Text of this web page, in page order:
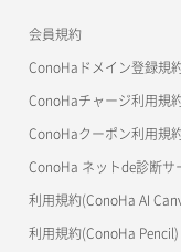
自動バックアップ有効化
サーバープラン詳細取得
サーバーメタデータ取得
サーバーメタデータ更
サーバー一覧取得
サーバー作成
ネットワーク一覧取得
ネットワーク作成（ロ
ネットワーク削除（ロ
ネットワーク詳細取得
ポート一覧取得
メンバー追加
リスナー作成
リスナー削除
リスナー更新
コンテナ削除
ラージオブジェクトアッ
一時的Web公開
ConoHa for GAME
OpenStack CLI
Terraform
s3cmd
会員規約
ConoHaドメイン登録規
ConoHaチャージ利用規
ConoHaクーポン利用規
ConoHa ネットde診断サ
利用規約(ConoHa AI
利用規約(ConoHa Pencil)